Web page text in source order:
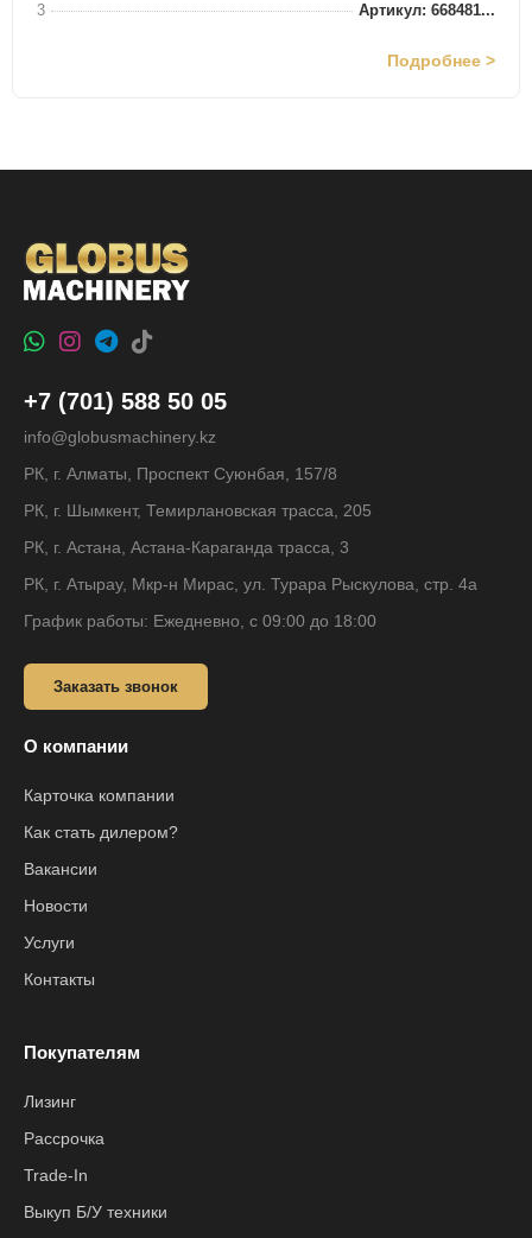
3
Артикул: 668481...
Подробнее >
+7 (701) 588 50 05
info@globusmachinery.kz
РК, г. Алматы, Проспект Суюнбая, 157/8
РК, г. Шымкент, Темирлановская трасса, 205
РК, г. Астана, Астана-Караганда трасса, 3
РК, г. Атырау, Мкр-н Мирас, ул. Турара Рыскулова, стр. 4а
График работы: Ежедневно, с 09:00 до 18:00
Заказать звонок
О компании
Карточка компании
Как стать дилером?
Вакансии
Новости
Услуги
Контакты
Покупателям
Лизинг
Рассрочка
Trade-In
Выкуп Б/У техники